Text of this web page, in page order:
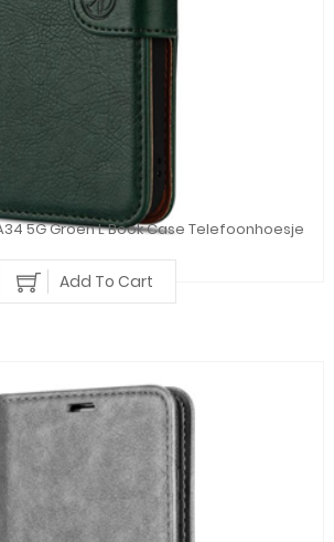
5G Groen L Book Case Telefoonhoesje
Add To Cart